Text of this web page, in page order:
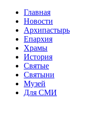
Главная
Новости
Архипастырь
Епархия
Храмы
История
Святые
Святыни
Музей
Для СМИ